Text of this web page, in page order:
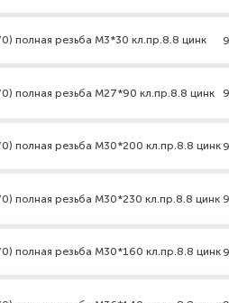
полная резьба М3*30 кл.пр.8.8 цинк
полная резьба М27*90 кл.пр.8.8 цинк
полная резьба М30*200 кл.пр.8.8 цинк
полная резьба М30*230 кл.пр.8.8 цинк
полная резьба М30*160 кл.пр.8.8 цинк